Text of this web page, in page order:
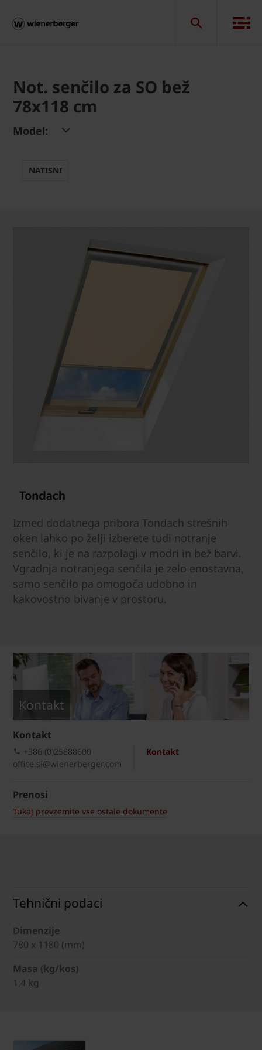
Not. senčilo za SO bež
78x118 cm
Model:
NATISNI
Izmed dodatnega pribora Tondach strešnih
oken lahko po želji izberete tudi notranje
senčilo, ki je na razpolagi v modri in bež barvi.
Vgradnja notranjega senčila je zelo enostavna,
samo senčilo pa omogoča udobno in
kakovostno bivanje v prostoru.
Kontakt
Kontakt
Kontakt
+386 (0)25888600
office.si@wienerberger.com
Prenosi
Tukaj prevzemite vse ostale dokumente
Tehnični podaci
Dimenzije
780 x 1180 (mm)
Masa (kg/kos)
1,4 kg